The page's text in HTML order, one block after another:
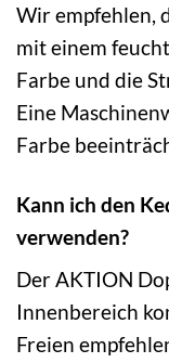
Wir empfehlen,
mit einem
Farbe und die
Eine
Farbe
Kann ich den
verwenden?
Der AKTION
Innenbereich
Freien